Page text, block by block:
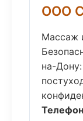
ООО
Массаж
на-